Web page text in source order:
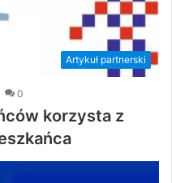
Artykuł partnerski
0
korzysta z